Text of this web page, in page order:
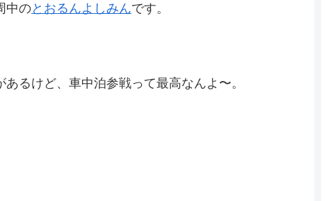
中のとおるんよしみんです。
るけど、車中泊参戦って最高なんよ〜。